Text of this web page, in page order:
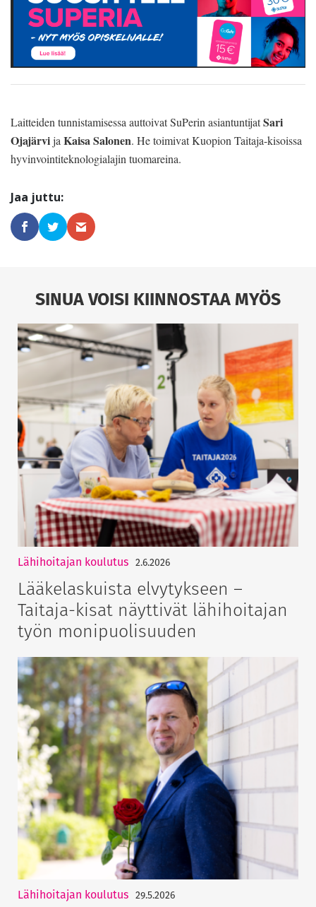
Laitteiden tunnistamisessa auttoivat SuPerin asiantuntijatSari
Ojajärvija Kaisa Salonen. He toimivat Kuopion Taitaja-kisoissa
hyvinvointiteknologialajin tuomareina.
SINUA VOISI KIINNOSTAA MYÖS
Lähihoitajan koulutus 2.6.2026
Lääkelaskuista elvytykseen –
Taitaja-kisat näyttivät lähihoitajan
työn monipuolisuuden
Lähihoitajan koulutus 29.5.2026